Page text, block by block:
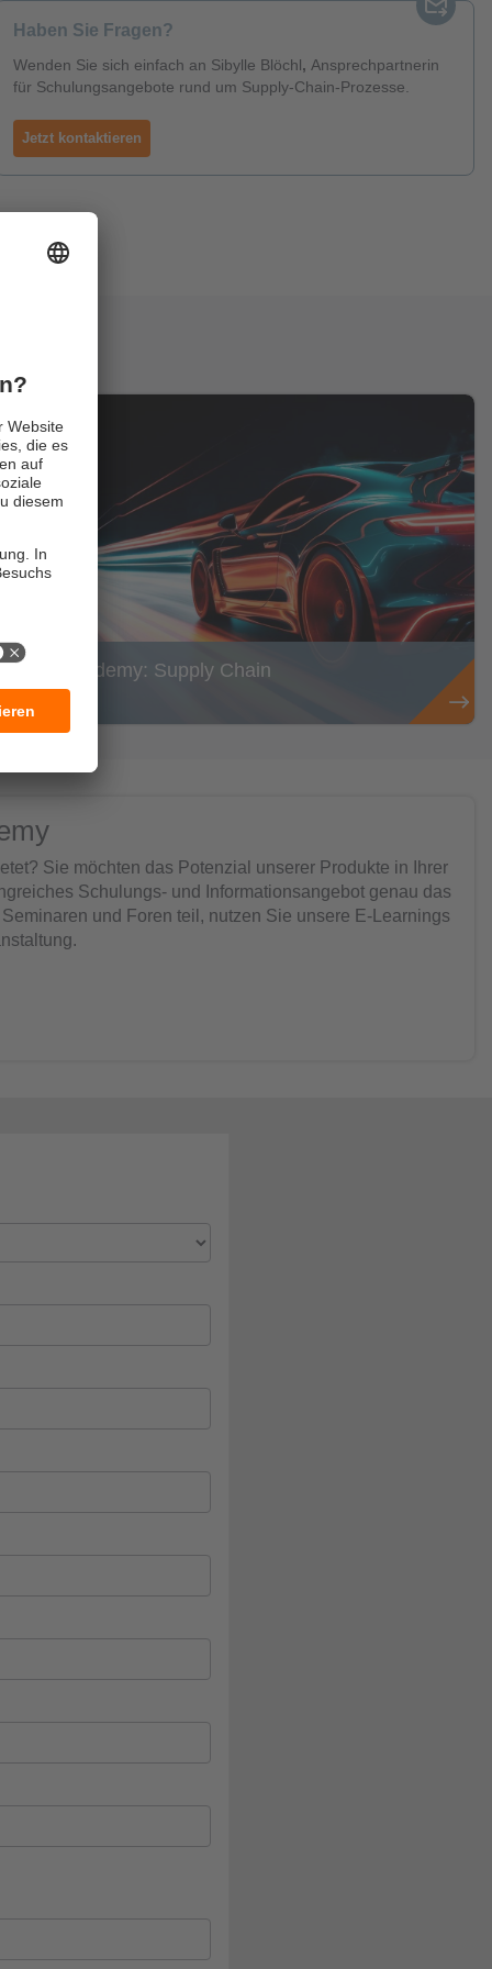
Haben Sie Fragen?
Wenden Sie sich einfach an Sibylle Blöchl, Ansprechpartnerin
für Schulungsangebote rund um Supply-Chain-Prozesse.
Jetzt kontaktieren
ifm Academy: Supply Chain
Sie möchten das Potenzial unserer Produkte in Ihrer
Schulungs- und Informationsangebot genau das
und Foren teil, nutzen Sie unsere E-Learnings